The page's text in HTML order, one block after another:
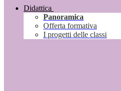
Didattica
Panoramica
Offerta formativa
I progetti delle classi